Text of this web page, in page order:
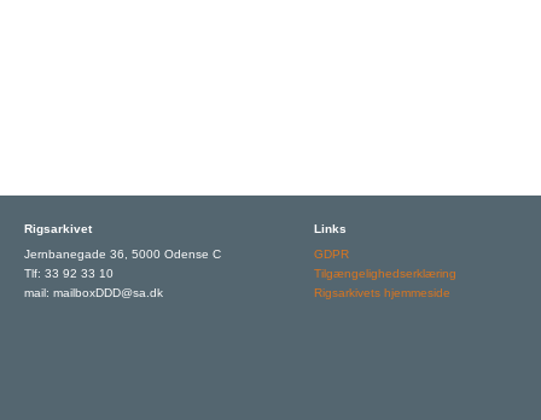
Rigsarkivet
Jernbanegade 36, 5000 Odense C
Tlf: 33 92 33 10
mail: mailboxDDD@sa.dk
Links
GDPR
Tilgængelighedserklæring
Rigsarkivets hjemmeside